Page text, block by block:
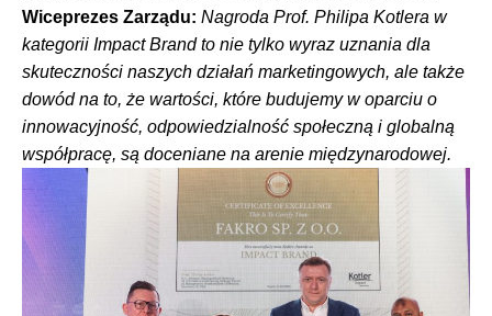
Wiceprezes Zarządu: Nagroda Prof. Philipa Kotlera w
kategorii Impact Brand to nie tylko wyraz uznania dla
skuteczności naszych działań marketingowych, ale także
dowód na to, że wartości, które budujemy w oparciu o
innowacyjność, odpowiedzialność społeczną i globalną
współpracę, są doceniane na arenie międzynarodowej.